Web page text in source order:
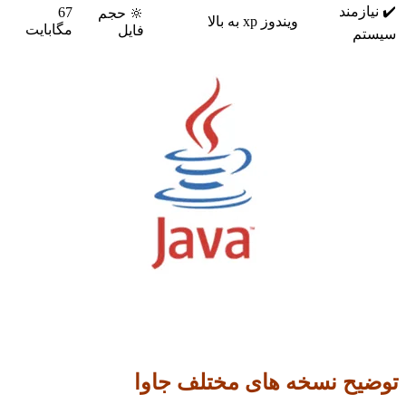
ویندوز xp به بالا
🔆 حجم
67
مگابایت
نسخه های مختلف جاوا